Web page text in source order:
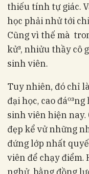
thiếu tính tự giác.
học phải nhử tới
Cũng vì thế mà
kử³, nhiửu thầy
sinh viên.
Tuy nhiên, đó chỉ
đại học, cao
sinh viên hiện
đẹp kể vử những
đứng lớp nhất
viên để chạy điểm.
nghử, bằng đồng